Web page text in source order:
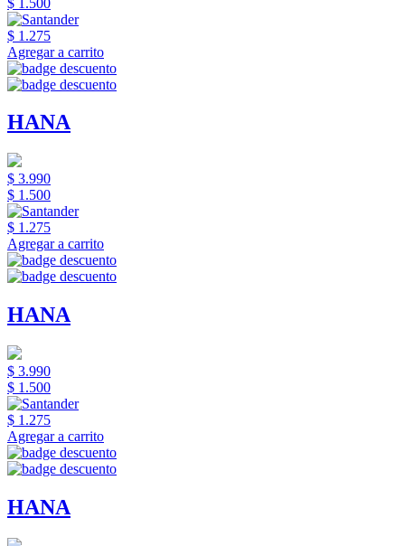
$ 1.275
Agregar a carrito
HANA
$ 3.990
$ 1.500
$ 1.275
Agregar a carrito
HANA
$ 3.990
$ 1.500
$ 1.275
Agregar a carrito
HANA